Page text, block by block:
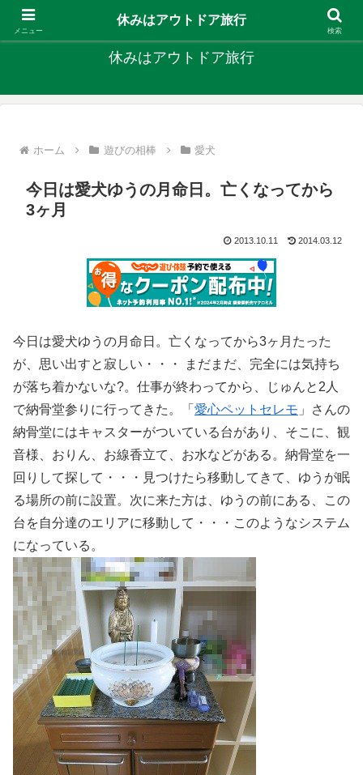
キャンプ、釣り、旅行など外遊びを楽しんでます
休みはアウトドア旅行
ホーム 遊びの相棒 愛犬
今日は愛犬ゆうの月命日。亡くなってから
3ヶ月
2013.10.11 2014.03.12
今日は愛犬ゆうの月命日。亡くなってから3ヶ月たった
が、思い出すと寂しい・・・ まだまだ、完全には気持ち
が落ち着かないな?。仕事が終わってから、じゅんと2人
で納骨堂参りに行ってきた。「 愛心ペットセレモ 」さんの
納骨堂にはキャスターがついている台があり、そこに、観
音様、おりん、お線香立て、お水などがある。納骨堂を一
回りして探して・・・見つけたら移動してきて、ゆうが眠
る場所の前に設置。次に来た方は、ゆうの前にある、この
台を自分達のエリアに移動して・・・このようなシステム
になっている。
メニュー
休みはアウトドア旅行
検索